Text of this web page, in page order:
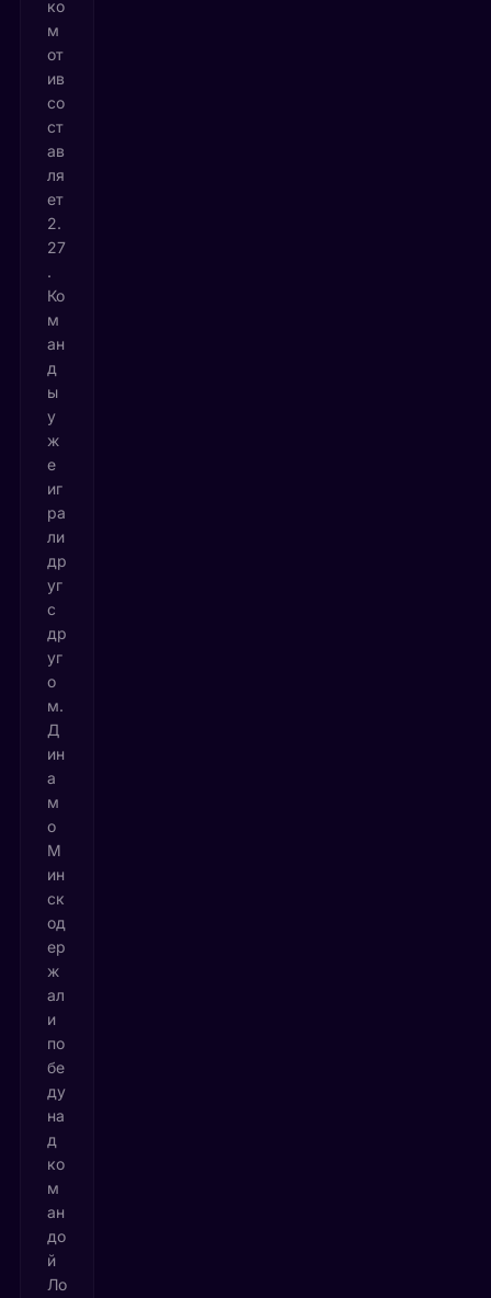
ко
м
от
ив
со
ст
ав
ля
ет
2.
27
.
Ко
м
ан
д
ы
у
ж
е
иг
ра
ли
др
уг
с
др
уг
о
м.
Д
ин
а
м
о
М
ин
ск
од
ер
ж
ал
и
по
бе
ду
на
д
ко
м
ан
до
й
Ло